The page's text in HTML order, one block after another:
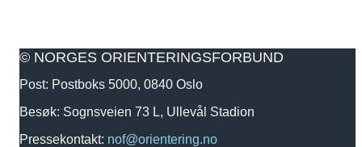
© NORGES ORIENTERINGSFORBUND
Post: Postboks 5000, 0840 Oslo
Besøk: Sognsveien 73 L, Ullevål Stadion
Pressekontakt: nof@orientering.no